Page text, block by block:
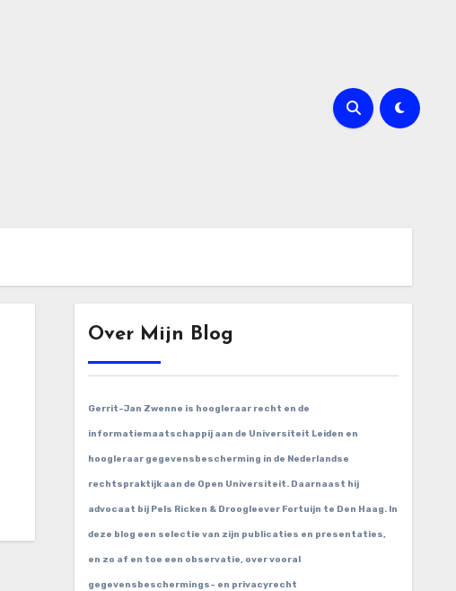
Over Mijn Blog
Gerrit-Jan Zwenne is hoogleraar recht en de
informatiemaatschappij aan de Universiteit Leiden en
hoogleraar gegevensbescherming in de Nederlandse
rechtspraktijk aan de Open Universiteit. Daarnaast hij
advocaat bij Pels Ricken & Droogleever Fortuijn te Den Haag. In
deze blog een selectie van zijn publicaties en presentaties,
en zo af en toe een observatie, over vooral
gegevensbeschermings- en privacyrecht